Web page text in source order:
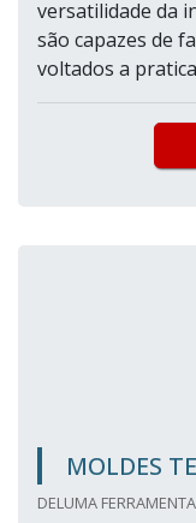
versatilidade da
são capazes de
voltados a
MOLDES
DELUMA